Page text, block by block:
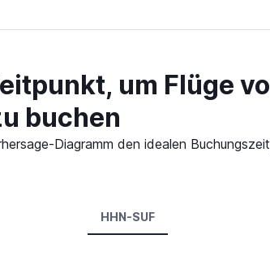
um Flüge
buchen
Diagramm den idealen
HHN-SUF